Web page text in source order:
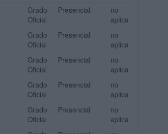
Grado
Oficial
Presencial
no
aplica
Grado
Oficial
Presencial
no
aplica
Grado
Oficial
Presencial
no
aplica
Grado
Oficial
Presencial
no
aplica
Grado
Oficial
Presencial
no
aplica